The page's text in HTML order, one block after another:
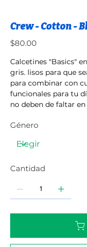
Crew - Cotton -
Precio
$80.00
Calcetines "Basics"
gris. lisos para que
para combinar con
funcionales para tu
no deben de faltar
Género
Cantidad